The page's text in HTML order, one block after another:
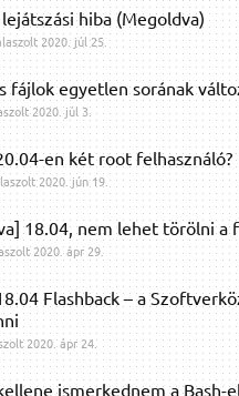
lejátszási hiba (Megoldva)
2020. júl 25.
fájlok egyetlen sorának
2020. júl 3.
en két root felhasználó?
2020. jún 19.
18.04, nem lehet törölni a
2020. ápr 29.
Flashback – a
2020. ápr 24.
ismerkednem a Bash-